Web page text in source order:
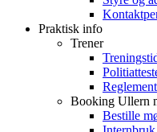
Praktisk info
Trener
Reglement
Booking Ullern
Bestille